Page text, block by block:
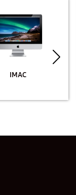
IMAC